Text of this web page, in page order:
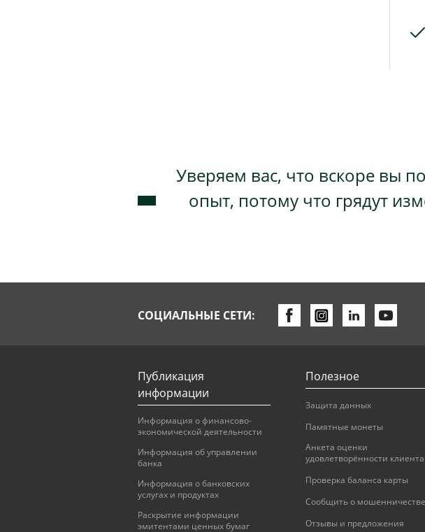
Уверяем вас, что вскоре вы
опыт, потому что грядут
СОЦИАЛЬНЫЕ СЕТИ:
Публикация
информации
Информация о финансово-
экономической деятельности
Информация об управлении
банка
Информация о банковских
услугах и продуктах
Раскрытие информации
эмитентами ценных бумаг
Полезное
Защита данных
Памятные монеты
Анкета оценки
удовлетворённости клиента
Проверка баланса карты
Сообщить о мошенничестве
Отзывы и предложения